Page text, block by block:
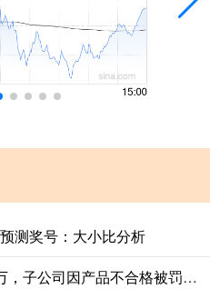
测奖号：大小比分析
通盈配资 富士达曾拆出1500万，子公司因产品不合格被罚，依赖境外销售